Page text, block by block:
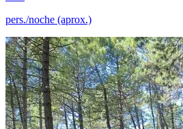
pers./noche (aprox.)